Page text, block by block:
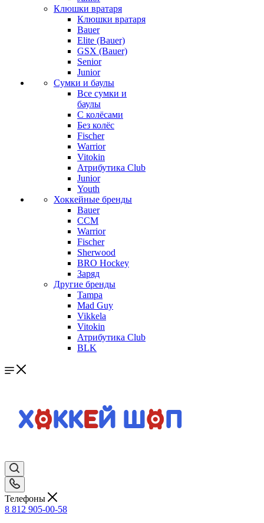
Клюшки вратаря
Клюшки вратаря
Bauer
Elite (Bauer)
GSX (Bauer)
Senior
Junior
Сумки и баулы
Все сумки и
баулы
С колёсами
Без колёс
Fischer
Warrior
Vitokin
Атрибутика Club
Junior
Youth
Хоккейные бренды
Bauer
CCM
Warrior
Fischer
Sherwood
BRO Hockey
Заряд
Другие бренды
Tampa
Mad Guy
Vikkela
Vitokin
Атрибутика Club
BLK
Телефоны
8 812 905-00-58